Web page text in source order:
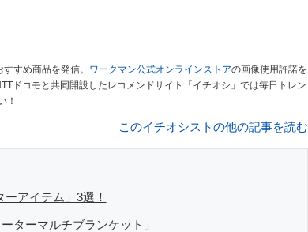
すめ商品を発信。 ワークマン公式オンラインストアの画像使用許諾を
ドコモと共同開設したレコメンドサイト「イチオシ」では毎日トレン
！
このイチオシストの他の記事を読む
アイテム」3選！
ターマルチブランケット」